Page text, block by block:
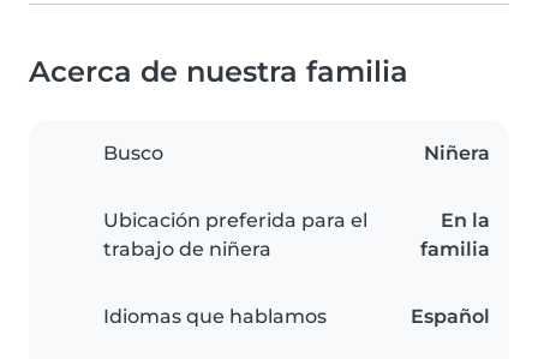
Acerca de nuestra familia
Busco Niñera
Ubicación preferida para el
trabajo de niñera
En la
familia
Idiomas que hablamos Español